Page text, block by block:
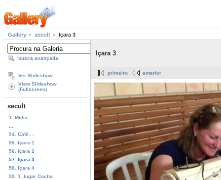
Gallery secult Içara 3
busca avançada
Ver Slideshow
View Slideshow
(Fullscreen)
secult
1. Midia
54. Café...
55. Içara 1
56. Içara 2
57. Içara 3
58. Içara 4
59. 1_lugar Cocha
Içara 3
primeiro anterior